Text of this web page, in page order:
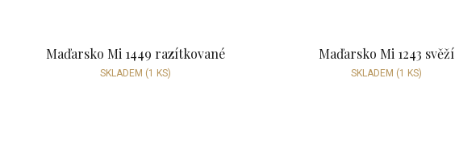
Maďarsko Mi 1449 razítkované
SKLADEM (1 KS)
Maďarsko Mi 1243 svěží
SKLADEM (1 KS)